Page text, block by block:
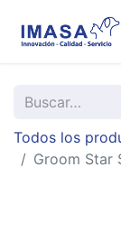
Todos los
Groom Star